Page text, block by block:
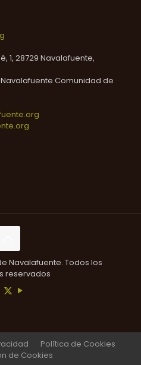
1, 28729 Navalafuente,
Navalafuente Comunidad de
Navalafuente. Todos los
reservados
Política de Cookies
de Cookies